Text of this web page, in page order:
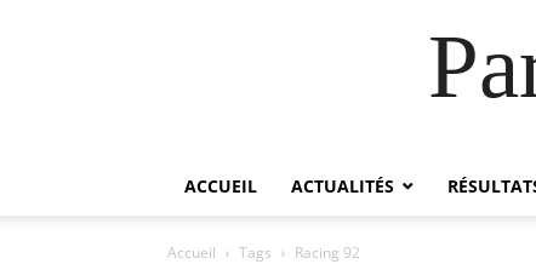
ACCUEIL ACTUALITÉS
Accueil Tags Racing 92